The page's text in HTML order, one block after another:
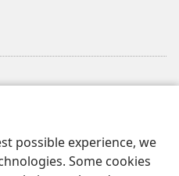
possible experience, we
Some cookies
MTANDAO™